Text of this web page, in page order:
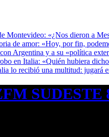
Montevideo: «¿Nos dieron a
de amor: «Hoy, por fin,
Argentina y a su «política
en Italia: «Quién hubiera
lo recibió una multitud: jugará
FM